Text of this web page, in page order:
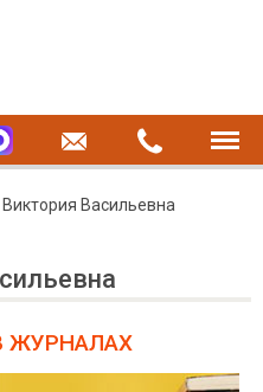
Виктория Васильевна
ЖУРНАЛАХ